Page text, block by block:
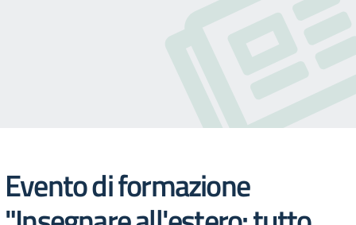
Evento di formazione